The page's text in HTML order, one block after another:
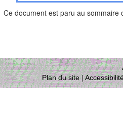
Ce document est paru au sommaire
Plan du site|